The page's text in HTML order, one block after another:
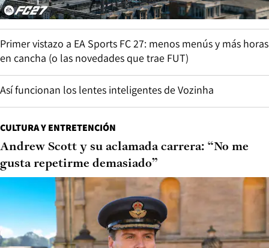
Primer vistazo a EA Sports FC 27: menos menús y más horas
en cancha (o las novedades que trae FUT)
Así funcionan los lentes inteligentes de Vozinha
CULTURA Y ENTRETENCIÓN
Andrew Scott y su aclamada carrera: “No me
gusta repetirme demasiado”